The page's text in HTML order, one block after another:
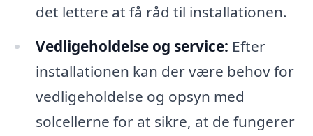
det lettere at få råd til installationen.
Vedligeholdelse og service: Efter
installationen kan der være behov for
vedligeholdelse og opsyn med
solcellerne for at sikre, at de fungerer